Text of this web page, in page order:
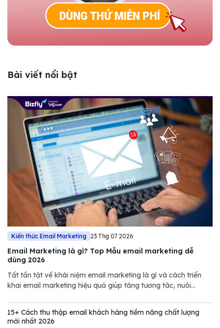
Bài viết nổi bật
Kiến thức Email Marketing 23 Thg 07 2026
Email Marketing là gì? Top Mẫu email marketing dễ
dùng 2026
Tất tần tật về khái niệm email marketing là gì và cách triển
khai email marketing hiệu quả giúp tăng tương tác, nuôi
15+ Cách thu thập email khách hàng tiềm năng chất lượng
mới nhất 2026